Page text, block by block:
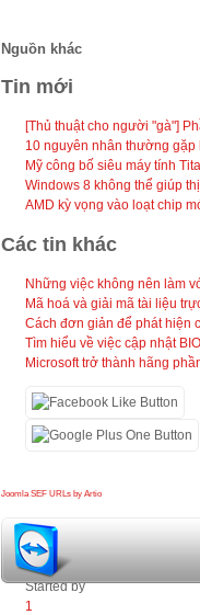
Nguồn khác
Tin mới
[Thủ thuật cho người "gà"]
10 nguyên nhân thường gặp
Mỹ công bố siêu máy tính
Windows 8 không thể giúp
AMD kỳ vọng vào loạt chip
Các tin khác
Những việc không nên làm
Mã hoá và giải mã tài liệu
Cách đơn giản để phát hiện
Tìm hiểu về việc cập nhật
Microsoft trở thành hãng
Joomla SEF URLs by Artio
1
replies
máy tính của tôi lên xuống
Started by
1